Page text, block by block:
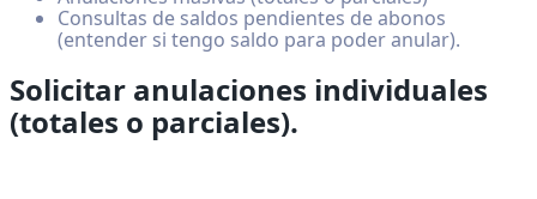
Consultas de saldos pendientes de abonos
(entender si tengo saldo para poder anular).
Solicitar anulaciones individuales
(totales o parciales).